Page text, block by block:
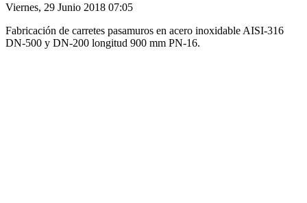
Viernes, 29 Junio 2018 07:05
Fabricación de carretes pasamuros en acero inoxidable AISI-316
DN-500 y DN-200 longitud 900 mm PN-16.